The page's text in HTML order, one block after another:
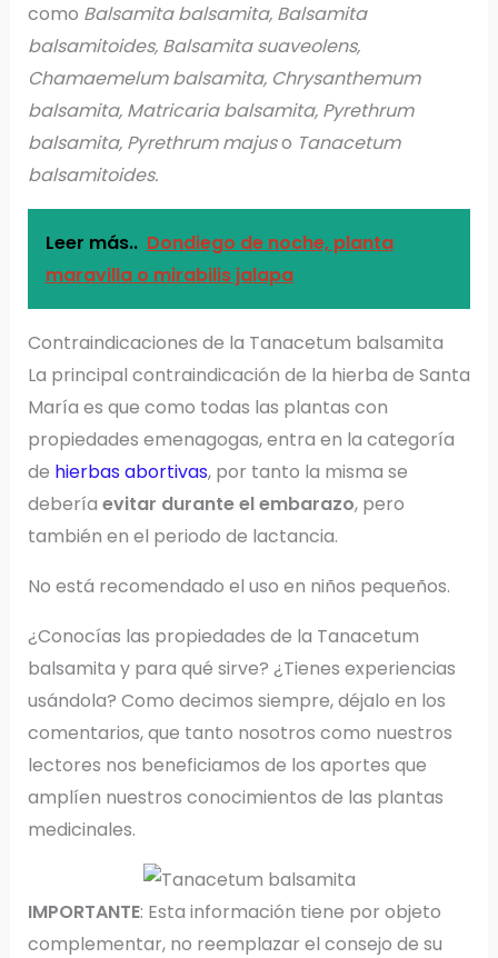
como Balsamita balsamita, Balsamita
balsamitoides, Balsamita suaveolens,
Chamaemelum balsamita, Chrysanthemum
balsamita, Matricaria balsamita, Pyrethrum
balsamita, Pyrethrum majuso Tanacetum
balsamitoides.
Leer más.. Dondiego de noche, planta
maravilla o mirabilis jalapa
Contraindicaciones de la Tanacetum balsamita
La principal contraindicación de la hierba de Santa
María es que como todas las plantas con
propiedades emenagogas, entra en la categoría
de hierbas abortivas, por tanto la misma se
debería evitar durante el embarazo, pero
también en el periodo de lactancia.
No está recomendado el uso en niños pequeños.
¿Conocías las propiedades de la Tanacetum
balsamita y para qué sirve? ¿Tienes experiencias
usándola? Como decimos siempre, déjalo en los
comentarios, que tanto nosotros como nuestros
lectores nos beneficiamos de los aportes que
amplíen nuestros conocimientos de las plantas
medicinales.
IMPORTANTE: Esta información tiene por objeto
complementar, no reemplazar el consejo de su